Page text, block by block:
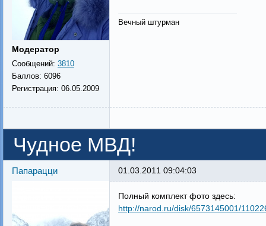
Модератор
Сообщений: 3810
Баллов: 6096
Регистрация: 06.05.2009
Вечный штурман
Чудное МВД!
Папарацци 01.03.2011 09:04:03
Полный комплект фото здесь:
http://narod.ru/disk/6573145001/